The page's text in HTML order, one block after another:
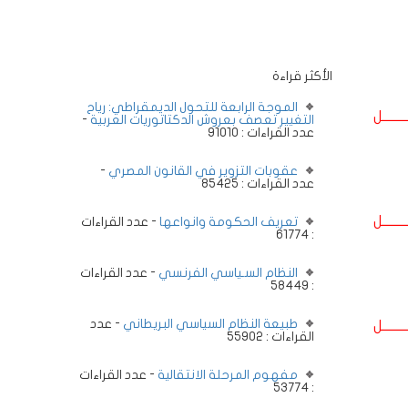
الأكثر قراءة
الموجة الرابعة للتحول الديمقراطي: رياح
التغيير تعصف بعروش الدكتاتوريات العربية -
عدد القراءات : 91010
عقوبات التزوير في القانون المصري -
عدد القراءات : 85425
تعريف الحكومة وانواعها - عدد القراءات
: 61774
النظام السـياسي الفرنسي - عدد القراءات
: 58449
طبيعة النظام السياسي البريطاني - عدد
القراءات : 55902
مفهوم المرحلة الانتقالية - عدد القراءات
: 53774